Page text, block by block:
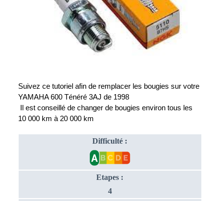
Suivez ce tutoriel afin de remplacer les bougies sur votre
YAMAHA 600 Ténéré 3AJ de 1998
10 000 km à 20 000 km
Difficulté :
Etapes :
4